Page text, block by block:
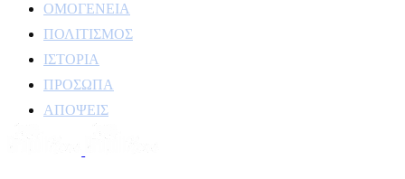
ΟΜΟΓΕΝΕΙΑ
ΠΟΛΙΤΙΣΜΟΣ
ΙΣΤΟΡΙΑ
ΠΡΟΣΩΠΑ
ΑΠΟΨΕΙΣ